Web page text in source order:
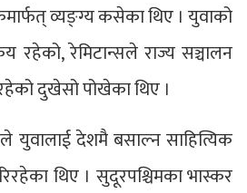
व्यङ्ग्य कसेका थिए । युवाको
रहेको, रेमिटान्सले राज्य सञ्चालन
दुखेसो पोखेका थिए ।
युवालाई देशमै बसाल्न साहित्यिक
थिए । सुदूरपश्चिमका भास्कर